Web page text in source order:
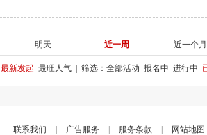
明天 近一周 近一个月
最新发起 最旺人气 | 筛选： 全部活动 报名中 进行中
联系我们 广告服务 服务条款 网站地图